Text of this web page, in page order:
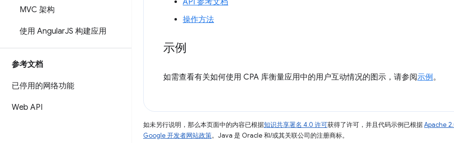
MVC 架构
使用 AngularJS 构建应用
参考文档
已停用的网络功能
Web API
API 参考文档
操作方法
示例
如需查看有关如何使用 CPA 库衡量应用中的用户互动情况的图示，请参阅示例。
如未另行说明，那么本页面中的内容已根据知识共享署名 4.0 许可获得了许可，并且代码示例已根据Apache
Google 开发者网站政策。Java 是 Oracle 和/或其关联公司的注册商标。